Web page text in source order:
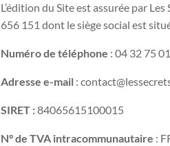
L’édition du Site est assurée par
656 151 dont le siège social est
Numéro de téléphone : 04 32 75
Adresse e-mail :
SIRET :84065615100015
N° de TVA intracommunautaire :